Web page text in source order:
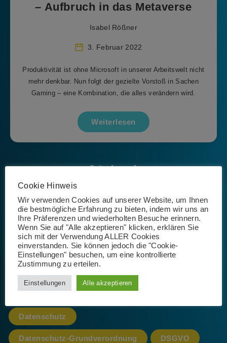
– Aufbruch in das Metaverse
Isabel Rößner
3. Februar 2022
Produktivität ist ohne Microsoft in unserer Arbeitswelt nicht
mehr denkbar. Nun folgt der gezielte Vorstoß in Sachen
Gaming – eine Kombination, die alles verändern wird.
Weiterlesen
Seite 1 von 1
Schlagwörter
Datenschutz
Datenschutz-Grundverordnung DSGVO
Cookie Hinweis
Wir verwenden Cookies auf unserer Website, um Ihnen
die bestmögliche Erfahrung zu bieten, indem wir uns an
Ihre Präferenzen und wiederholten Besuche erinnern.
Wenn Sie auf "Alle akzeptieren" klicken, erklären Sie
sich mit der Verwendung ALLER Cookies
einverstanden. Sie können jedoch die "Cookie-
Einstellungen" besuchen, um eine kontrollierte
Zustimmung zu erteilen.
Einstellungen Alle akzeptieren